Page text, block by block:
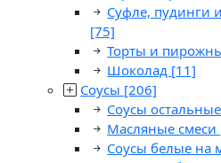
Суфле, пудинги
[75]
Торты и
Шоколад [11]
Соусы [206]
Соусы остальные
Масляные смеси
Соусы белые на